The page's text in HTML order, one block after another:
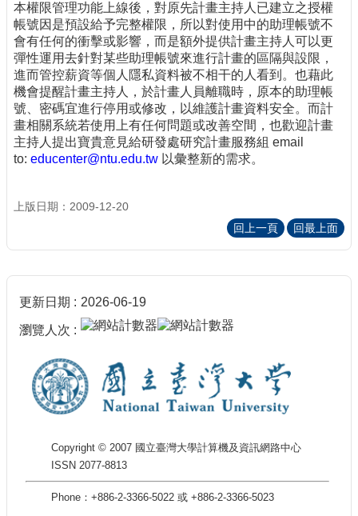
本權限管理功能上線後，對原先計畫主持人已建立之授權
帳號因是預設給予完整權限，所以對使用中的助理帳號不
會有任何的衝擊或影響，而是額外提供計畫主持人可以更
彈性運用去針對某些助理帳號來進行計畫的區隔與設限，
進而管控薪資等個人隱私資料被不相干的人看到。也藉此
機會提醒計畫主持人，於計畫人員離職時，原本的助理帳
號、密碼宜進行停用或修改，以維護計畫資料安全。而計
畫相關系統若使用上有任何問題或改善空間，也歡迎計畫
主持人提出寶貴意見給研發處研究計畫服務組 email
to: educenter@ntu.edu.tw 以彙整新的需求。
上版日期：2009-12-20
回上一頁
回最上面
更新日期 2026-06-19
瀏覽人次
Copyright © 2007 國立臺灣大學計算機及資訊網路中心
ISSN 2077-8813
Phone：+886-2-3366-5022 或 +886-2-3366-5023